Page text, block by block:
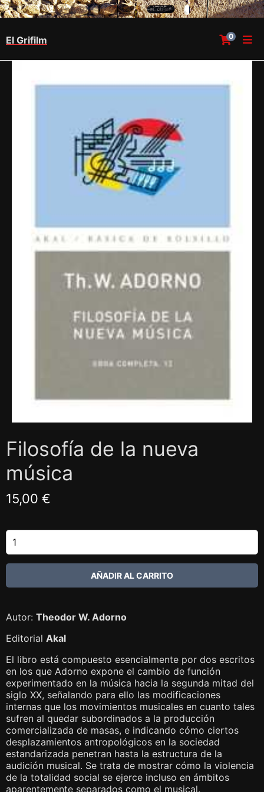
El Grifilm 0
Filosofía de la nueva
música
15,00 €
Autor: Theodor W. Adorno
Editorial Akal
El libro está compuesto esencialmente por dos escritos
en los que Adorno expone el cambio de función
experimentado en la música hacia la segunda mitad del
siglo XX, señalando para ello las modificaciones
internas que los movimientos musicales en cuanto tales
sufren al quedar subordinados a la producción
comercializada de masas, e indicando cómo ciertos
desplazamientos antropológicos en la sociedad
estandarizada penetran hasta la estructura de la
audición musical. Se trata de mostrar cómo la violencia
de la totalidad social se ejerce incluso en ámbitos
aparentemente separados como el musical.